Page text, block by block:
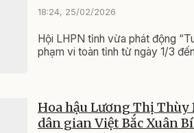
18:24, 25/02/2026
Hội LHPN tỉnh vừa phát động
phạm vi toàn tỉnh từ ngày 1/3
Hoa hậu Lương Thị
dân gian Việt Bắc Xuân